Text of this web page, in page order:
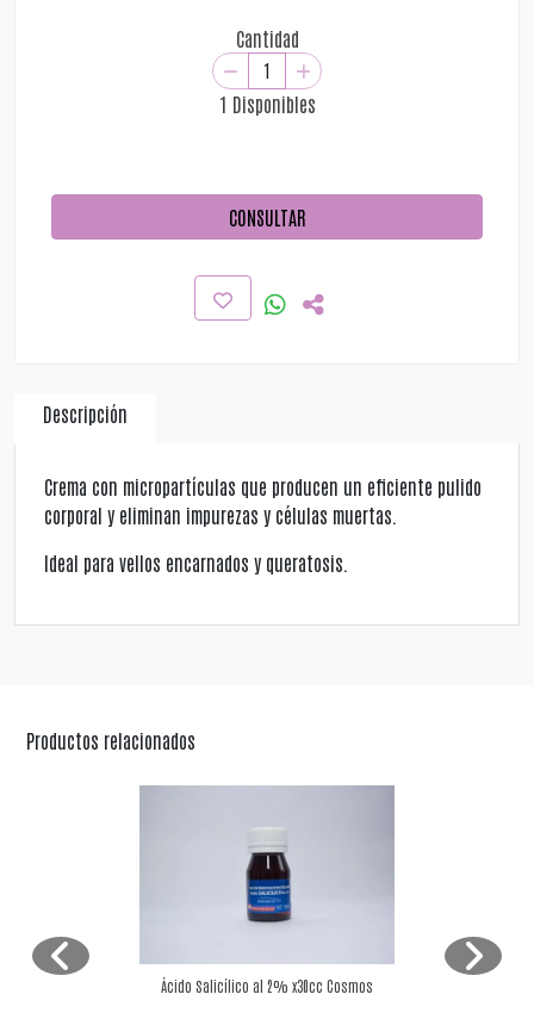
Cantidad
1 Disponibles
CONSULTAR
Descripción
Crema con micropartículas que producen un eficiente pulido
corporal y eliminan impurezas y células muertas.
Ideal para vellos encarnados y queratosis.
Productos relacionados
Ácido Salicílico al 2% x30cc Cosmos